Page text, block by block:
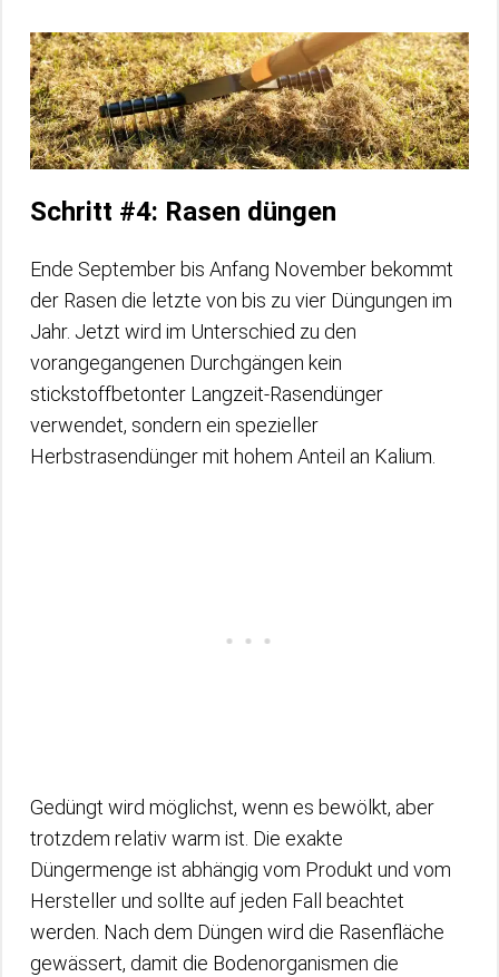
Schritt #4: Rasen düngen
Ende September bis Anfang November bekommt
der Rasen die letzte von bis zu vier Düngungen im
Jahr. Jetzt wird im Unterschied zu den
vorangegangenen Durchgängen kein
stickstoffbetonter Langzeit-Rasendünger
verwendet, sondern ein spezieller
Herbstrasendünger mit hohem Anteil an Kalium.
Gedüngt wird möglichst, wenn es bewölkt, aber
trotzdem relativ warm ist. Die exakte
Düngermenge ist abhängig vom Produkt und vom
Hersteller und sollte auf jeden Fall beachtet
werden. Nach dem Düngen wird die Rasenfläche
gewässert, damit die Bodenorganismen die